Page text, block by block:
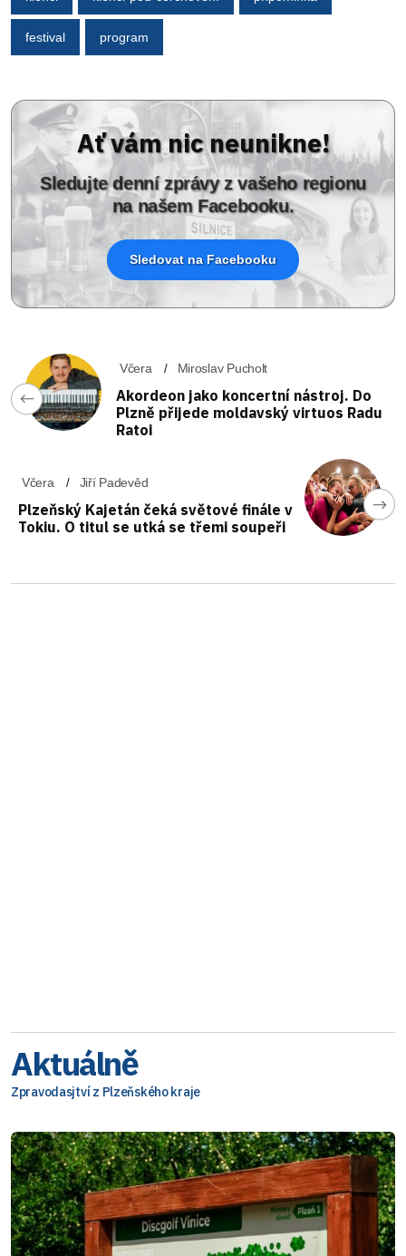
festival program
Ať vám nic neunikne!
Sledujte denní zprávy z vašeho regionu
na našem Facebooku.
Sledovat na Facebooku
Včera Miroslav Pucholt
Akordeon jako koncertní nástroj. Do
Plzně přijede moldavský virtuos Radu
Ratoi
Včera Jiří Padevěd
Plzeňský Kajetán čeká světové finále v
Tokiu. O titul se utká se třemi soupeři
Aktuálně
Zpravodasjtví z Plzeňského kraje